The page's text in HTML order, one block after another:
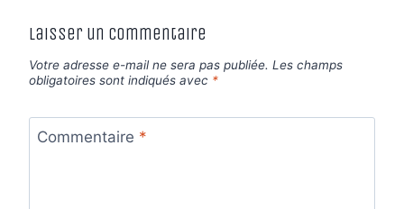
Laisser un commentaire
Votre adresse e-mail ne sera pas publiée. Les champs
obligatoires sont indiqués avec *
Commentaire *